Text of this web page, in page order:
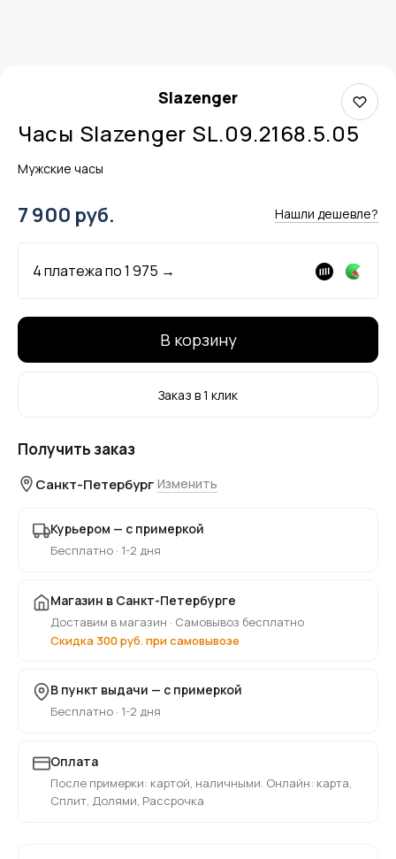
Slazenger
Часы Slazenger SL.09.2168.5.05
Мужские часы
7 900 руб. Нашли дешевле?
4 платежа по1 975 →
В корзину
Заказ в 1 клик
Получить заказ
Санкт-Петербург Изменить
Курьером — с примеркой
Бесплатно · 1-2 дня
Магазин в Санкт-Петербурге
Доставим в магазин · Самовывоз бесплатно
Скидка 300 руб. при самовывозе
В пункт выдачи — с примеркой
Бесплатно · 1-2 дня
Оплата
После примерки: картой, наличными. Онлайн: карта,
Сплит, Долями, Рассрочка